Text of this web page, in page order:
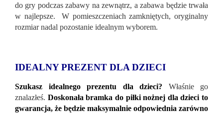
do gry podczas zabawy na zewnątrz, a zabawa będzie trwała
w najlepsze. W pomieszczeniach zamkniętych, oryginalny
rozmiar nadal pozostanie idealnym wyborem.
IDEALNY PREZENT DLA DZIECI
Szukasz idealnego prezentu dla dzieci?
Właśnie go
znalazłeś. Doskonała bramka do piłki nożnej dla dzieci to
gwarancja, że będzie maksymalnie odpowiednia zarówno